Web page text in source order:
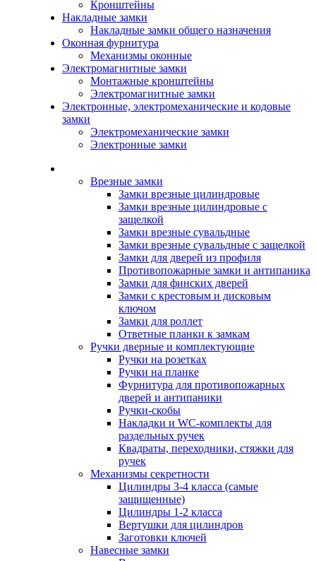
Кронштейны
Накладные замки
Накладные замки общего назначения
Оконная фурнитура
Механизмы оконные
Электромагнитные замки
Монтажные кронштейны
Электромагнитные замки
Электронные, электромеханические и кодовые
замки
Электромеханические замки
Электронные замки
Врезные замки
Замки врезные цилиндровые
Замки врезные цилиндровые с
защелкой
Замки врезные сувальдные
Замки врезные сувальдные с защелкой
Замки для дверей из профиля
Противопожарные замки и антипаника
Замки для финских дверей
Замки с крестовым и дисковым
ключом
Замки для роллет
Ответные планки к замкам
Ручки дверные и комплектующие
Ручки на розетках
Ручки на планке
Фурнитура для противопожарных
дверей и антипаники
Ручки-скобы
Накладки и WC-комплекты для
раздельных ручек
Квадраты, переходники, стяжки для
ручек
Механизмы секретности
Цилиндры 3-4 класса (самые
защищенные)
Цилиндры 1-2 класса
Вертушки для цилиндров
Заготовки ключей
Навесные замки